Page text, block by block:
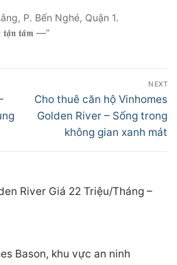
P. Bến Nghé, Quận 1.
𝖙𝖆̣̂𝖓 𝖙𝖆̂𝖒 —”
NEXT
Next
post:
Cho thuê căn hộ Vinhomes
Golden River – Sống trong
không gian xanh mát
River Giá 22 Triệu/Tháng –
Bason, khu vực an ninh